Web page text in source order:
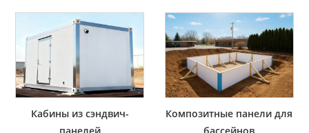
Кабины из сэндвич-
Композитные панели для